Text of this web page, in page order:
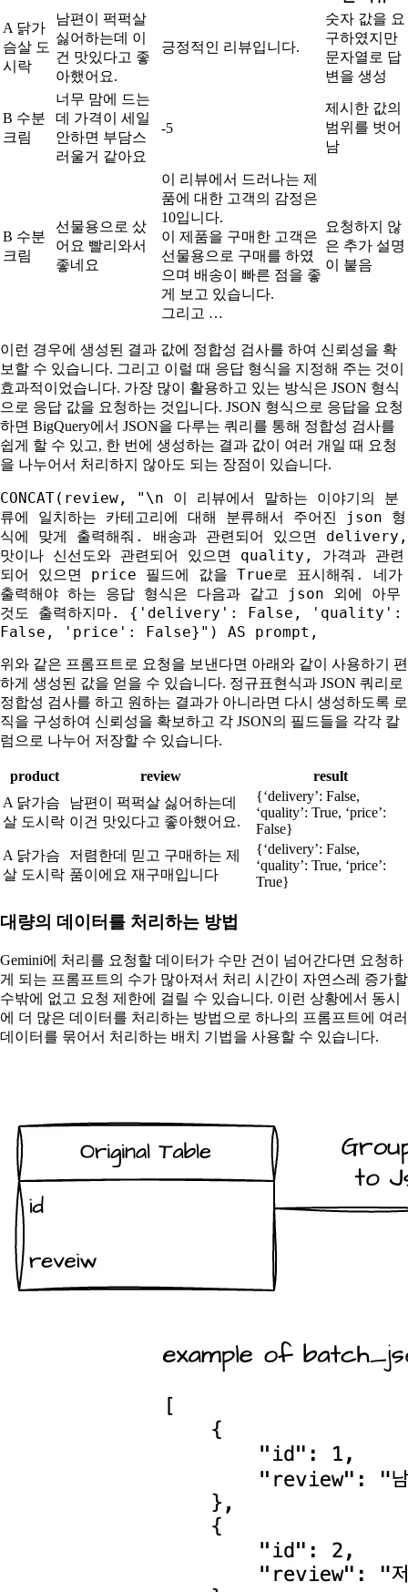
A 닭가
슴살 도
시락
남편이 퍽퍽살
싫어하는데 이
건 맛있다고 좋
아했어요.
긍정적인 리뷰입니다.
숫자 값을 요
구하였지만
문자열로 답
변을 생성
B 수분
크림
너무 맘에 드는
데 가격이 세일
안하면 부담스
러울거 같아요
-5
제시한 값의
범위를 벗어
남
B 수분
크림
선물용으로 샀
어요 빨리와서
좋네요
이 리뷰에서 드러나는 제
품에 대한 고객의 감정은
10입니다.
이 제품을 구매한 고객은
선물용으로 구매를 하였
으며 배송이 빠른 점을 좋
게 보고 있습니다.
그리고 …
요청하지 않
은 추가 설명
이 붙음
이런 경우에 생성된 결과 값에 정합성 검사를 하여 신뢰성을 확
보할 수 있습니다. 그리고 이럴 때 응답 형식을 지정해 주는 것이
효과적이었습니다. 가장 많이 활용하고 있는 방식은 JSON 형식
으로 응답 값을 요청하는 것입니다. JSON 형식으로 응답을 요청
하면 BigQuery에서 JSON을 다루는 쿼리를 통해 정합성 검사를
쉽게 할 수 있고, 한 번에 생성하는 결과 값이 여러 개일 때 요청
을 나누어서 처리하지 않아도 되는 장점이 있습니다.
CONCAT(review, "\n 이 리뷰에서 말하는 이야기의 분
류에 일치하는 카테고리에 대해 분류해서 주어진 json 형
식에 맞게 출력해줘. 배송과 관련되어 있으면 delivery,
맛이나 신선도와 관련되어 있으면 quality, 가격과 관련
되어 있으면 price 필드에 값을 True로 표시해줘. 네가
출력해야 하는 응답 형식은 다음과 같고 json 외에 아무
것도 출력하지마. {'delivery': False, 'quality':
False, 'price': False}") AS prompt,
위와 같은 프롬프트로 요청을 보낸다면 아래와 같이 사용하기 편
하게 생성된 값을 얻을 수 있습니다. 정규표현식과 JSON 쿼리로
정합성 검사를 하고 원하는 결과가 아니라면 다시 생성하도록 로
직을 구성하여 신뢰성을 확보하고 각 JSON의 필드들을 각각 칼
럼으로 나누어 저장할 수 있습니다.
product review
result
A 닭가슴
살 도시락
남편이 퍽퍽살 싫어하는데
이건 맛있다고 좋아했어요.
{‘delivery’: False,
‘quality’: True, ‘price’:
False}
A 닭가슴
살 도시락
저렴한데 믿고 구매하는 제
품이에요 재구매입니다
{‘delivery’: False,
‘quality’: True, ‘price’:
True}
대량의 데이터를 처리하는 방법
Gemini에 처리를 요청할 데이터가 수만 건이 넘어간다면 요청하
게 되는 프롬프트의 수가 많아져서 처리 시간이 자연스레 증가할
수밖에 없고 요청 제한에 걸릴 수 있습니다. 이런 상황에서 동시
에 더 많은 데이터를 처리하는 방법으로 하나의 프롬프트에 여러
데이터를 묶어서 처리하는 배치 기법을 사용할 수 있습니다.